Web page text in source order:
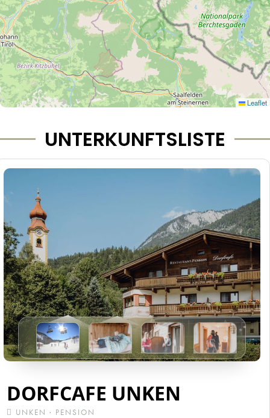
Leaflet
UNTERKUNFTSLISTE
DORFCAFE UNKEN
UNKEN · PENSION